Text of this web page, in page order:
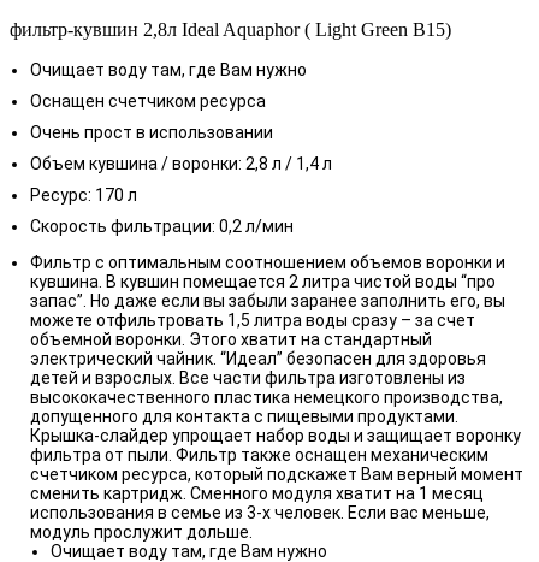
фильтр-кувшин 2,8л Ideal Aquaphor ( Light Green B15)
Очищает воду там, где Вам нужно
Оснащен счетчиком ресурса
Очень прост в использовании
Объем кувшина / воронки: 2,8 л / 1,4 л
Ресурс: 170 л
Скорость фильтрации: 0,2 л/мин
Фильтр с оптимальным соотношением объемов воронки и
кувшина. В кувшин помещается 2 литра чистой воды “про
запас”. Но даже если вы забыли заранее заполнить его, вы
можете отфильтровать 1,5 литра воды сразу – за счет
объемной воронки. Этого хватит на стандартный
электрический чайник. “Идеал” безопасен для здоровья
детей и взрослых. Все части фильтра изготовлены из
высококачественного пластика немецкого производства,
допущенного для контакта с пищевыми продуктами.
Крышка-слайдер упрощает набор воды и защищает воронку
фильтра от пыли. Фильтр также оснащен механическим
счетчиком ресурса, который подскажет Вам верный момент
сменить картридж. Cменного модуля хватит на 1 месяц
использования в семье из 3-х человек. Если вас меньше,
модуль прослужит дольше.
Очищает воду там, где Вам нужно